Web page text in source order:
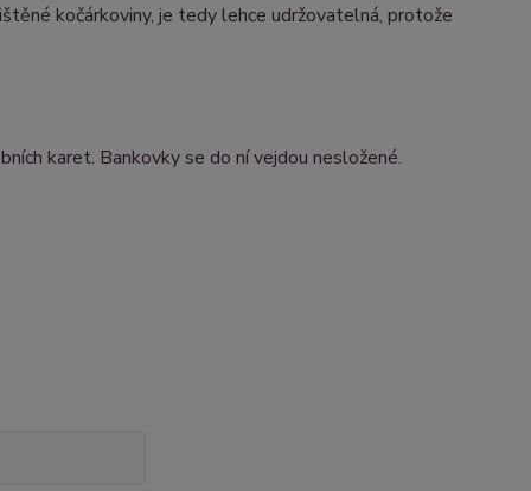
kočárkoviny, je tedy lehce udržovatelná, protože
karet. Bankovky se do ní vejdou nesložené.